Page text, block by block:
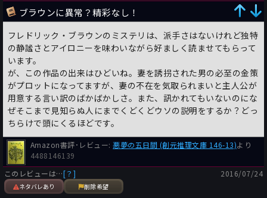
ブラウンに異常？精彩なし！
フレドリック・ブラウンのミステリは、派手さはないけれど独特
の静謐さとアイロニーを味わいながら好ましく読ませてもらって
います。
が、この作品の出来はひどいね。妻を誘拐された男の必至の金策
がプロットになってますが、妻の不在を気取られまいと主人公が
用意する言い訳のばかばかしさ。また、訊かれてもいないのにな
ぜそこまで見知らぬ人にまでくどくどウソの説明をするか？どっ
ちらけで頭にくるほどです。
Amazon書評･レビュー:悪夢の五日間 (創元推理文庫 146-13)より
4488146139
このレビューは…[？]
ネタバレあり 削除希望
2016/07/24